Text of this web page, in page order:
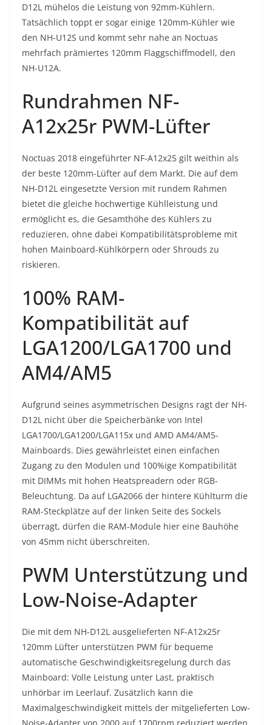
D12L mühelos die Leistung von 92mm-Kühlern.
Tatsächlich toppt er sogar einige 120mm-Kühler wie
den NH-U12S und kommt sehr nahe an Noctuas
mehrfach prämiertes 120mm Flaggschiffmodell, den
NH-U12A.
Rundrahmen NF-
A12x25r PWM-Lüfter
Noctuas 2018 eingeführter NF-A12x25 gilt weithin als
der beste 120mm-Lüfter auf dem Markt. Die auf dem
NH-D12L eingesetzte Version mit rundem Rahmen
bietet die gleiche hochwertige Kühlleistung und
ermöglicht es, die Gesamthöhe des Kühlers zu
reduzieren, ohne dabei Kompatibilitätsprobleme mit
hohen Mainboard-Kühlkörpern oder Shrouds zu
riskieren.
100% RAM-
Kompatibilität auf
LGA1200/LGA1700 und
AM4/AM5
Aufgrund seines asymmetrischen Designs ragt der NH-
D12L nicht über die Speicherbänke von Intel
LGA1700/LGA1200/LGA115x und AMD AM4/AM5-
Mainboards. Dies gewährleistet einen einfachen
Zugang zu den Modulen und 100%ige Kompatibilität
mit DIMMs mit hohen Heatspreadern oder RGB-
Beleuchtung. Da auf LGA2066 der hintere Kühlturm die
RAM-Steckplätze auf der linken Seite des Sockels
überragt, dürfen die RAM-Module hier eine Bauhöhe
von 45mm nicht überschreiten.
PWM Unterstützung und
Low-Noise-Adapter
Die mit dem NH-D12L ausgelieferten NF-A12x25r
120mm Lüfter unterstützen PWM für bequeme
automatische Geschwindigkeitsregelung durch das
Mainboard: Volle Leistung unter Last, praktisch
unhörbar im Leerlauf. Zusätzlich kann die
Maximalgeschwindigkeit mittels der mitgelieferten Low-